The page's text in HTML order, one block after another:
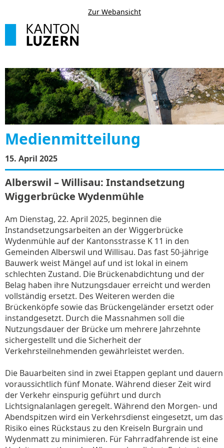
Zur Webansicht
Medienmitteilung
15. April 2025
Alberswil – Willisau: Instandsetzung
Wiggerbrücke Wydenmühle
Am Dienstag, 22. April 2025, beginnen die
Instandsetzungsarbeiten an der Wiggerbrücke
Wydenmühle auf der Kantonsstrasse K 11 in den
Gemeinden Alberswil und Willisau. Das fast 50-jährige
Bauwerk weist Mängel auf und ist lokal in einem
schlechten Zustand. Die Brückenabdichtung und der
Belag haben ihre Nutzungsdauer erreicht und werden
vollständig ersetzt. Des Weiteren werden die
Brückenköpfe sowie das Brückengeländer ersetzt oder
instandgesetzt. Durch die Massnahmen soll die
Nutzungsdauer der Brücke um mehrere Jahrzehnte
sichergestellt und die Sicherheit der
Verkehrsteilnehmenden gewährleistet werden.
Die Bauarbeiten sind in zwei Etappen geplant und dauern
voraussichtlich fünf Monate. Während dieser Zeit wird
der Verkehr einspurig geführt und durch
Lichtsignalanlagen geregelt. Während den Morgen- und
Abendspitzen wird ein Verkehrsdienst eingesetzt, um das
Risiko eines Rückstaus zu den Kreiseln Burgrain und
Wydenmatt zu minimieren. Für Fahrradfahrende ist eine